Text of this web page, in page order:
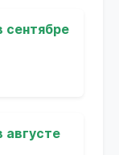
сентябре
августе